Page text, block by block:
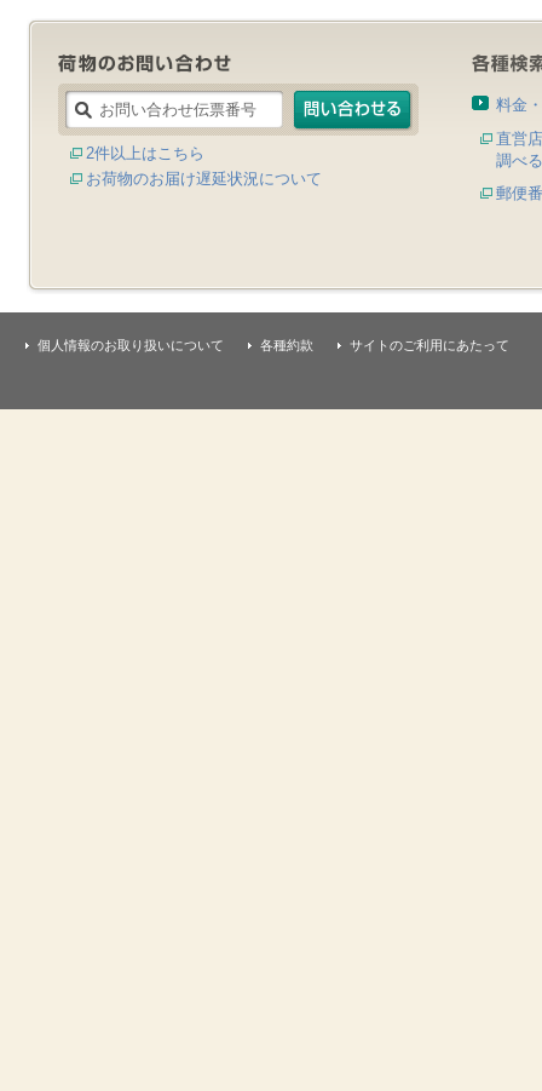
2件以上はこちら
お荷物のお届け遅延状況について
料金
直営
調べる
郵便
個人情報のお取り扱いについて 各種約款 サイトのご利用にあたって